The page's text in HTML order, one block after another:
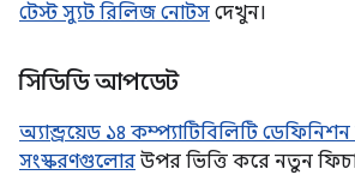
টেস্ট স্যুট রিলিজ নোটস দেখুন।
সিডিডি আপডেট
অ্যান্ড্রয়েড ১৪ কম্প্যাটিবিলিটি
সংস্করণগুলোর উপর ভিত্তি করে নতুন